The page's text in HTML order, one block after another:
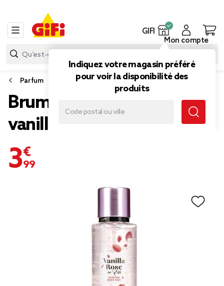
GIFI
Indiquez votre magasin préféré
pour voir la disponibilité des
produits
Mon compte
Parfum
Brume parfumée senteur
vanille et rose 250ml
3,99 €